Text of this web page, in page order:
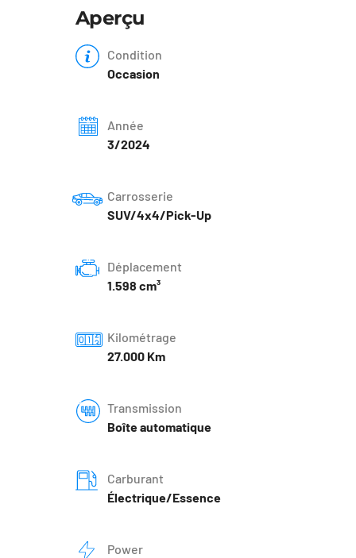
Aperçu
Condition
Occasion
Année
3/2024
Carrosserie
SUV/4x4/Pick-Up
Déplacement
1.598 cm³
Kilométrage
27.000 Km
Transmission
Boîte automatique
Carburant
Électrique/Essence
Power